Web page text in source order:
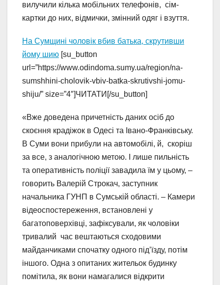
вилучили кілька мобільних телефонів, сім-
картки до них, відмички, змінний одяг і взуття.
На Сумщині чоловік вбив батька, скрутивши
йому шию [su_button
url=”https://www.odindoma.sumy.ua/region/na-
sumshhini-cholovik-vbiv-batka-skrutivshi-jomu-
shiju/” size=”4″]ЧИТАТИ[/su_button]
«Вже доведена причетність даних осіб до
скоєння крадіжок в Одесі та Івано-Франківську.
В Суми вони прибули на автомобілі, й, скоріш
за все, з аналогічною метою. І лише пильність
та оперативність поліції завадила їм у цьому, –
говорить Валерій Строкач, заступник
начальника ГУНП в Сумській області. – Камери
відеоспостереження, встановлені у
багатоповерхівці, зафіксували, як чоловіки
тривалий час вештаються сходовими
майданчиками спочатку одного під’їзду, потім
іншого. Одна з опитаних жительок будинку
помітила, як вони намагалися відкрити